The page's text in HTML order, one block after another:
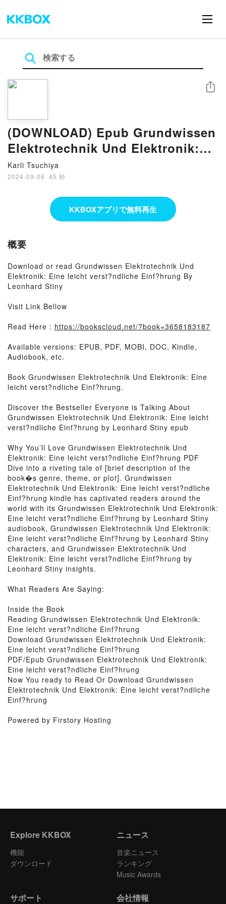
(DOWNLOAD) Epub Grundwissen
Elektrotechnik Und Elektronik:
Eine leicht verst?ndliche Einf?
hrung eBook By Leonhard Stiny
Karli Tsuchiya
2024-09-06 · 45 秒
シェア
KKBOXアプリで無料再生
概要
Download or read Grundwissen Elektrotechnik Und
Elektronik: Eine leicht verst?ndliche Einf?hrung By
Leonhard Stiny
Visit Link Bellow
Read Here : https://bookscloud.net/?book=3658183187
Available versions: EPUB, PDF, MOBI, DOC, Kindle,
Audiobook, etc.
Book Grundwissen Elektrotechnik Und Elektronik: Eine
leicht verst?ndliche Einf?hrung.
Discover the Bestseller Everyone is Talking About
Grundwissen Elektrotechnik Und Elektronik: Eine leicht
verst?ndliche Einf?hrung by Leonhard Stiny epub
Why You’ll Love Grundwissen Elektrotechnik Und
Elektronik: Eine leicht verst?ndliche Einf?hrung PDF
Dive into a riveting tale of [brief description of the
book�s genre, theme, or plot]. Grundwissen
Elektrotechnik Und Elektronik: Eine leicht verst?ndliche
Einf?hrung kindle has captivated readers around the
world with its Grundwissen Elektrotechnik Und Elektronik:
Eine leicht verst?ndliche Einf?hrung by Leonhard Stiny
audiobook, Grundwissen Elektrotechnik Und Elektronik:
Eine leicht verst?ndliche Einf?hrung by Leonhard Stiny
characters, and Grundwissen Elektrotechnik Und
Elektronik: Eine leicht verst?ndliche Einf?hrung by
Leonhard Stiny insights.
What Readers Are Saying:
Inside the Book
Reading Grundwissen Elektrotechnik Und Elektronik:
Eine leicht verst?ndliche Einf?hrung
Download Grundwissen Elektrotechnik Und Elektronik:
Eine leicht verst?ndliche Einf?hrung
PDF/Epub Grundwissen Elektrotechnik Und Elektronik:
Eine leicht verst?ndliche Einf?hrung
Now You ready to Read Or Download Grundwissen
Elektrotechnik Und Elektronik: Eine leicht verst?ndliche
Einf?hrung
Powered by Firstory Hosting
Explore KKBOX
機能
ダウンロード
ニュース
音楽ニュース
ランキング
Music Awards
サポート 会社情報